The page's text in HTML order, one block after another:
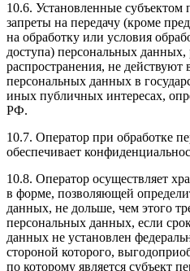
10.6. Установленные
запреты на передачу (кроме
на обработку или условия
доступа) персональных
распространения, не действуют
персональных данных в
иных публичных интересах,
РФ.
10.7. Оператор при обработке
обеспечивает
10.8. Оператор осуществляет
в форме, позволяющей
данных, не дольше, чем этого
персональных данных, если
данных не установлен
стороной которого,
по которому является субъект